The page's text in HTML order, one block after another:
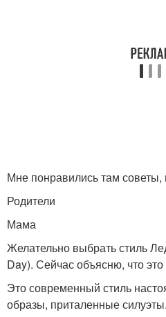
Мне понравились там
Родители
Мама
Желательно выбрать стиль
Day). Сейчас объясню, что это
Это современный стиль
образы, приталенные